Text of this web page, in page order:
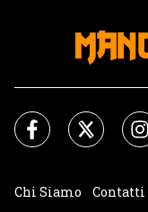
Chi Siamo Contatti